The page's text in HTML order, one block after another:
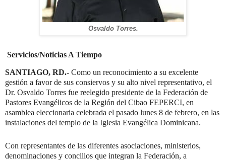
Osvaldo Torres.
Servicios/Noticias A Tiempo
SANTIAGO, RD.- Como un reconocimiento a su excelente
gestión a favor de sus consiervos y su alto nivel representativo, el
Dr. Osvaldo Torres fue reelegido presidente de la Federación de
Pastores Evangélicos de la Región del Cibao FEPERCI, en
asamblea eleccionaria celebrada el pasado lunes 8 de febrero, en las
instalaciones del templo de la Iglesia Evangélica Dominicana.
Con representantes de las diferentes asociaciones, ministerios,
denominaciones y concilios que integran la Federación, a